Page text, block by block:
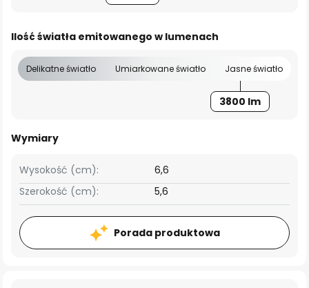
Ilość światła emitowanego w lumenach
Delikatne światło Umiarkowane światło Jasne światło
3800 lm
Wymiary
Szerokość (cm): 5,6
Wysokość (cm): 6,6
Porada produktowa